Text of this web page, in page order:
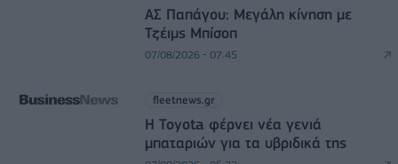
ΑΣ Παπάγου: Μεγάλη κίνηση με
Τζέιμς Μπίσοπ
07/08/2026 - 07:45
fleetnews.gr
Η Toyota φέρνει νέα γενιά
μπαταριών για τα υβριδικά της